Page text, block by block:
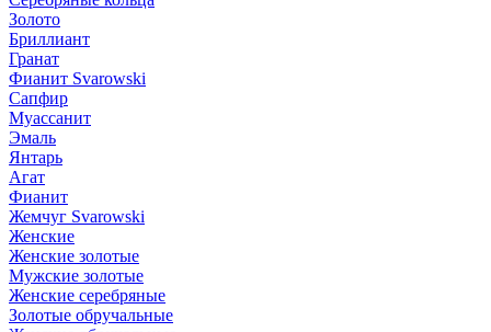
Золото
Бриллиант
Гранат
Фианит Svarowski
Сапфир
Муассанит
Эмаль
Янтарь
Агат
Фианит
Жемчуг Svarowski
Женские
Женские золотые
Мужские золотые
Женские серебряные
Золотые обручальные